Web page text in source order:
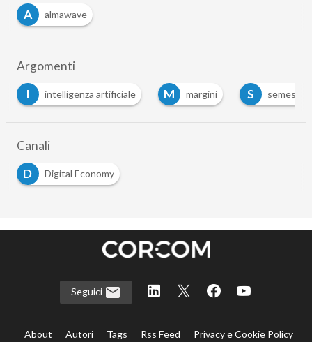
A almawave
Argomenti
intelligenza artificiale M margini S semestre
Canali
D
Digital Economy
Seguici
About Autori Tags Rss Feed
Privacy e Cookie Policy